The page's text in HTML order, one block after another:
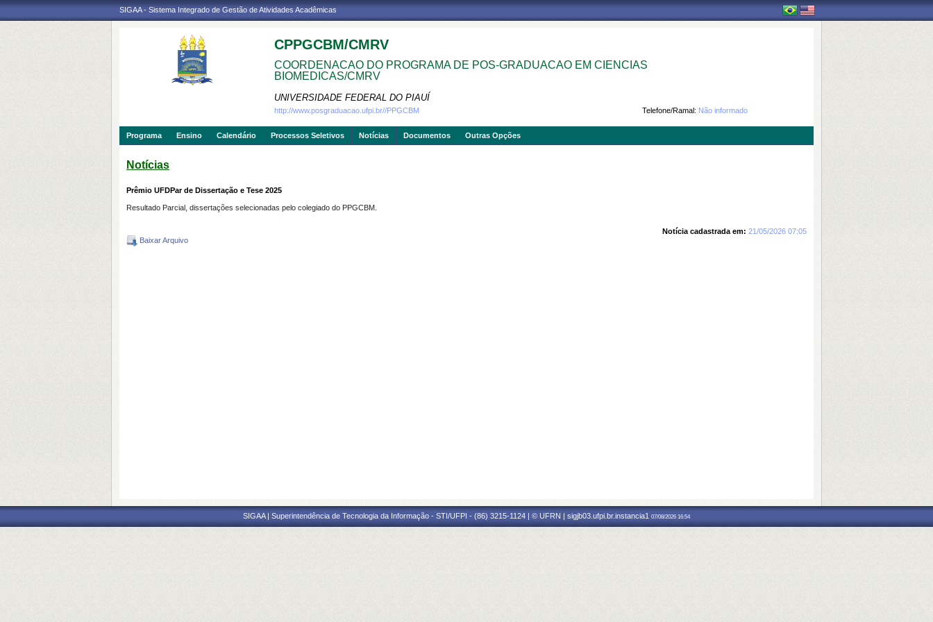
SIGAA - Sistema Integrado de Gestão de Atividades Acadêmicas
CPPGCBM/CMRV
COORDENACAO DO PROGRAMA DE POS-GRADUACAO EM CIENCIAS
BIOMEDICAS/CMRV
UNIVERSIDADE FEDERAL DO PIAUÍ
Telefone/Ramal: Não informado
http://www.posgraduacao.ufpi.br//PPGCBM
Programa Ensino Calendário Processos Seletivos Notícias Documentos Outras Opções
Notícias
Prêmio UFDPar de Dissertação e Tese 2025
Resultado Parcial, dissertações selecionadas pelo colegiado do PPGCBM.
Notícia cadastrada em: 21/05/2026 07:05
Baixar Arquivo
SIGAA | Superintendência de Tecnologia da Informação - STI/UFPI - (86) 3215-1124 | © UFRN | sigjb03.ufpi.br.instancia1 07/08/2026 16:54